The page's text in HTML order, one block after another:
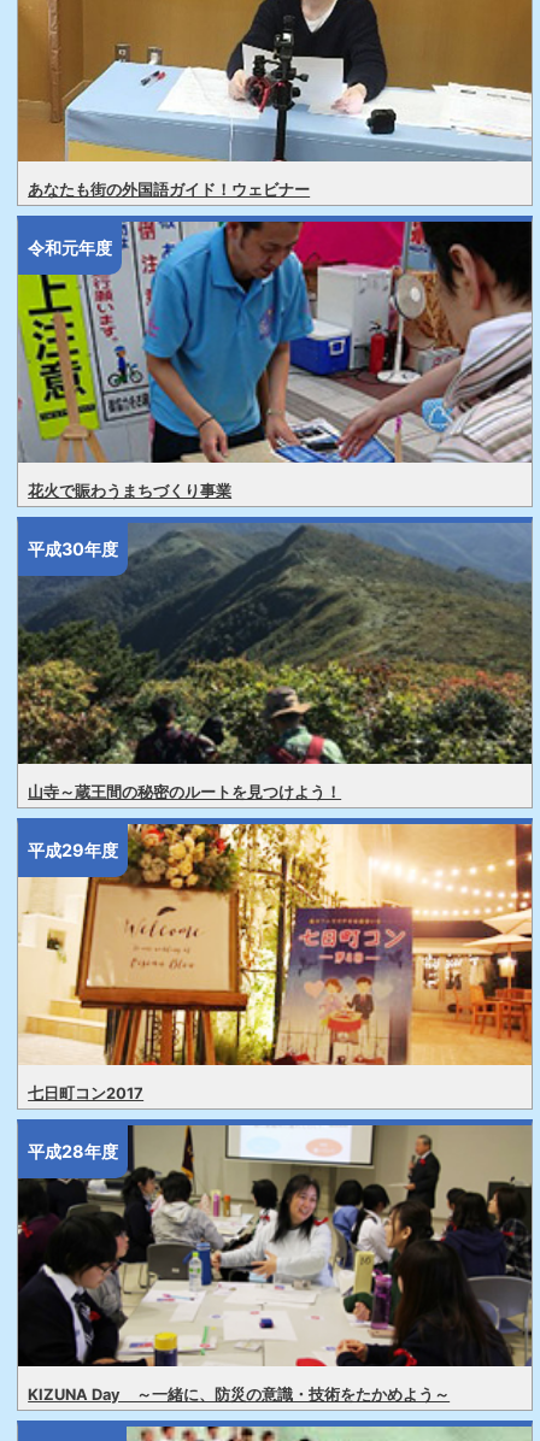
あなたも街の外国語ガイド！ウェビナー
令和元年度
花火で賑わうまちづくり事業
平成30年度
山寺～蔵王間の秘密のルートを見つけよう！
平成29年度
七日町コン2017
平成28年度
KIZUNA Day ～一緒に、防災の意識・技術をたかめよう～